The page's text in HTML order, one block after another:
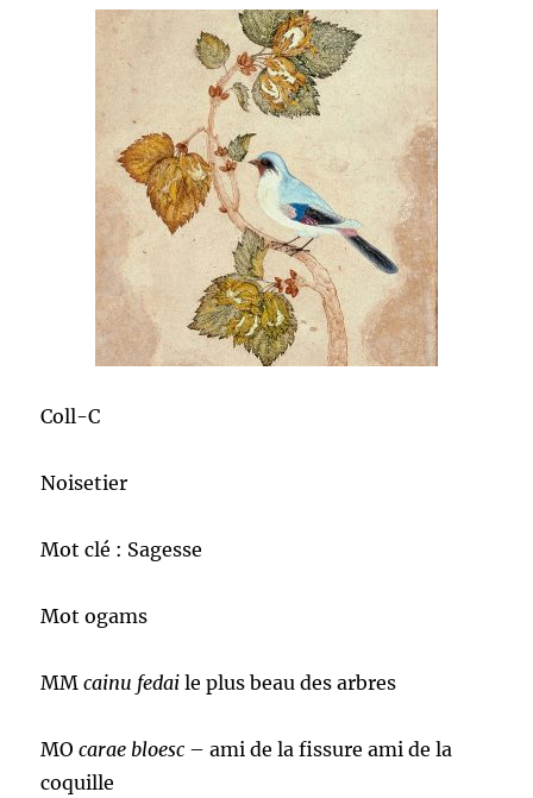
Coll-C
Noisetier
Mot clé : Sagesse
Mot ogams
MMcainu fedai le plus beau des arbres
MOcarae bloesc – ami de la fissure ami de la
coquille